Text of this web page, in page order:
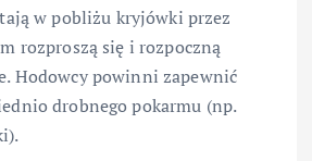
w pobliżu kryjówki przez
rozproszą się i rozpoczną
Hodowcy powinni zapewnić
drobnego pokarmu (np.